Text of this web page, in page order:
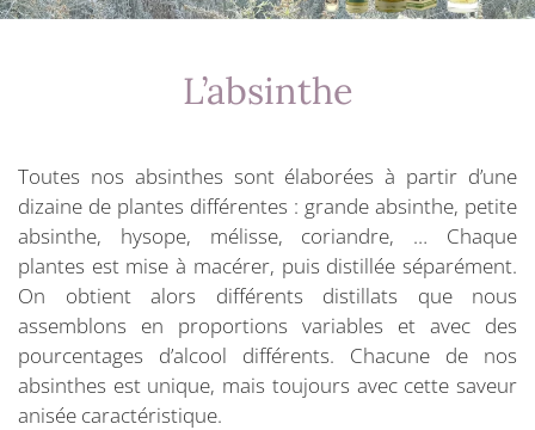
L’absinthe
Toutes nos absinthes sont élaborées à partir d’une
dizaine de plantes différentes : grande absinthe, petite
absinthe, hysope, mélisse, coriandre, … Chaque
plantes est mise à macérer, puis distillée séparément.
On obtient alors différents distillats que nous
assemblons en proportions variables et avec des
pourcentages d’alcool différents. Chacune de nos
absinthes est unique, mais toujours avec cette saveur
anisée caractéristique.